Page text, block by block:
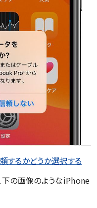
するかどうか選択する
下の画像のようなiPhone